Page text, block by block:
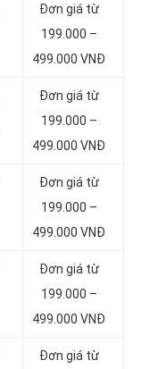
Đơn giá từ
199.000 –
499.000 VNĐ
Đơn giá từ
199.000 –
499.000 VNĐ
Đơn giá từ
199.000 –
499.000 VNĐ
Đơn giá từ
199.000 –
499.000 VNĐ
Đơn giá từ